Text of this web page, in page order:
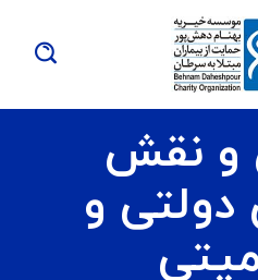
و نقش
دولتی و